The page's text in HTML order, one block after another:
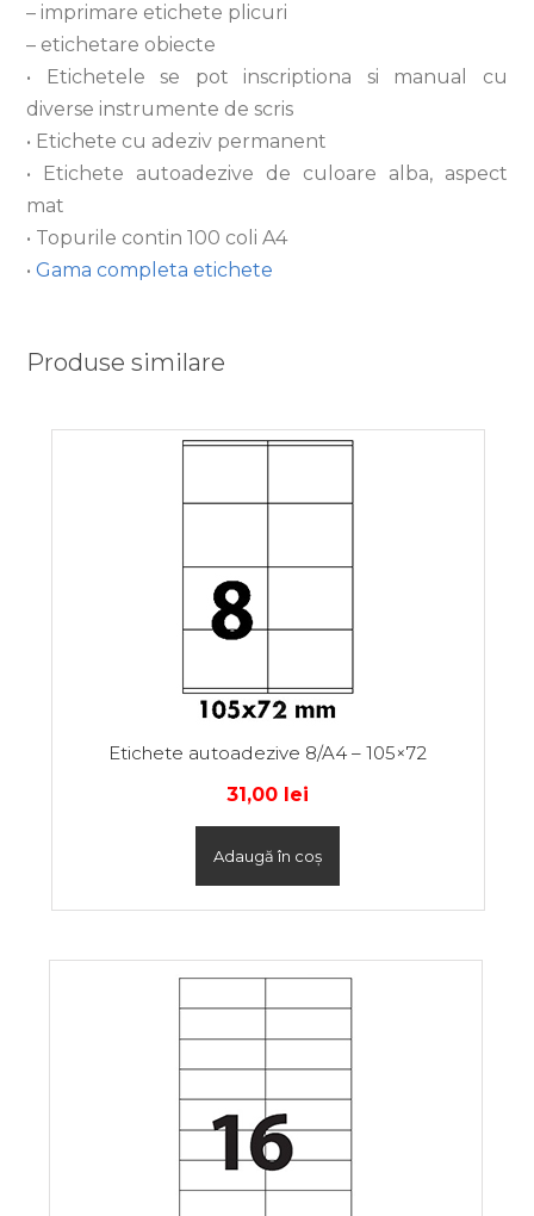
– imprimare etichete plicuri
– etichetare obiecte
• Etichetele se pot inscriptiona si manual cu
diverse instrumente de scris
• Etichete cu adeziv permanent
• Etichete autoadezive de culoare alba, aspect
mat
• Topurile contin 100 coli A4
•Gama completa etichete
Produse similare
Etichete autoadezive 8/A4 – 105×72
31,00 lei
Adaugă în coș